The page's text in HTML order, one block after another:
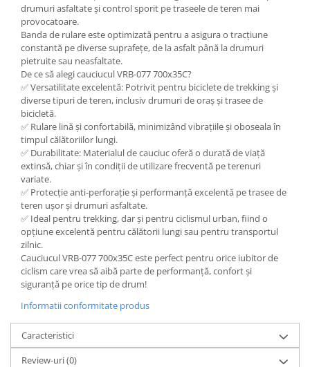
drumuri asfaltate și control sporit pe traseele de teren mai
provocatoare.
Banda de rulare este optimizată pentru a asigura o tracțiune
constantă pe diverse suprafețe, de la asfalt până la drumuri
pietruite sau neasfaltate.
De ce să alegi cauciucul VRB-077 700x35C?
✅ Versatilitate excelentă: Potrivit pentru biciclete de trekking și
diverse tipuri de teren, inclusiv drumuri de oraș și trasee de
bicicletă.
✅ Rulare lină și confortabilă, minimizând vibrațiile și oboseala în
timpul călătoriilor lungi.
✅ Durabilitate: Materialul de cauciuc oferă o durată de viață
extinsă, chiar și în condiții de utilizare frecventă pe terenuri
variate.
✅ Protecție anti-perforație și performanță excelentă pe trasee de
teren ușor și drumuri asfaltate.
✅ Ideal pentru trekking, dar și pentru ciclismul urban, fiind o
opțiune excelentă pentru călătorii lungi sau pentru transportul
zilnic.
Cauciucul VRB-077 700x35C este perfect pentru orice iubitor de
ciclism care vrea să aibă parte de performanță, confort și
siguranță pe orice tip de drum!
Informatii conformitate produs
Caracteristici
Review-uri(0)